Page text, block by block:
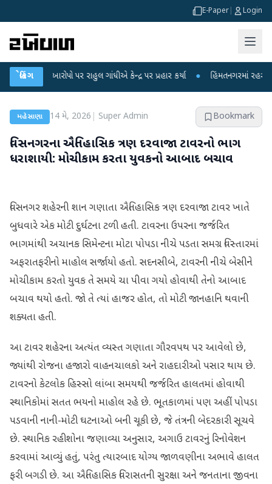
E-Paper Login
બ્રેકિંગ
લીકના આરોપો પર રાહુલ ગાંધીએ કેન્દ્ર પર પ્રહાર કર્યા ● હિંમતનગરમાં રહસ્યમય
મહેસાણા 14 મે, 2026 Super Admin Bookmark
વિસનગરના ઐતિહાસિક ત્રણ દરવાજા ટાવરનો ભાગ
ધરાશાયી: મોચીકામ કરતા યુવકનો આબાદ બચાવ
વિસનગર શહેરની શાન ગણાતા ઐતિહાસિક ત્રણ દરવાજા ટાવર ખાતે
બુધવારે એક મોટી દુર્ઘટના ટળી હતી. ટાવરના ઉપરના જર્જરિત
ભાગમાંથી અચાનક સિમેન્ટના મોટા પોપડા નીચે પડતા સમગ્ર વિસ્તારમાં
અફરાતફરીનો માહોલ સર્જાયો હતો. સદનસીબે, ટાવરની નીચે બેસીને
મોચીકામ કરતો યુવક તે સમયે ચા પીવા ગયો હોવાથી તેનો આબાદ
બચાવ થયો હતો. જો તે ત્યાં હાજર હોત, તો મોટી જાનહાનિ થવાની
શક્યતા હતી.
આ ટાવર શહેરના અત્યંત વ્યસ્ત ગણાતા ગૌરવપથ પર આવેલો છે,
જ્યાંથી રોજના હજારો વાહનચાલકો અને રાહદારીઓ પસાર થાય છે.
ટાવરનો કેટલોક હિસ્સો લાંબા સમયથી જર્જરિત હાલતમાં હોવાથી
સ્થાનિકોમાં સતત ભયનો માહોલ રહે છે. ભૂતકાળમાં પણ અહીં પોપડા
પડવાની નાની-મોટી ઘટનાઓ બની ચૂકી છે, જે તંત્રની બેદરકારી સૂચવે
છે. સ્થાનિક રહીશોના જણાવ્યા અનુસાર, અગાઉ ટાવરનું રિનોવેશન
કરવામાં આવ્યું હતું, પરંતુ ત્યારબાદ યોગ્ય જાળવણીના અભાવે હાલત
ફરી બગડી છે. આ ઐતિહાસિક વિરાસતની સુરક્ષા અને જનતાના જીવના